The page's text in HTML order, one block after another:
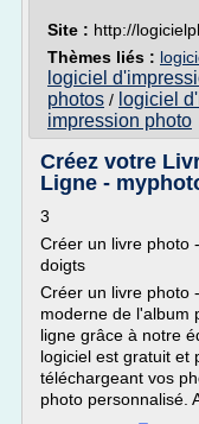
Site : http://
Thèmes liés :
logiciel
photos / logiciel
impression photo
Créez votre
Ligne -
3
Créer un livre photo
doigts
Créer un livre photo
moderne de l'album
ligne grâce à notre
logiciel est gratuit et
téléchargeant vos
photo personnalisé.